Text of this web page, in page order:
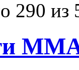
290 из